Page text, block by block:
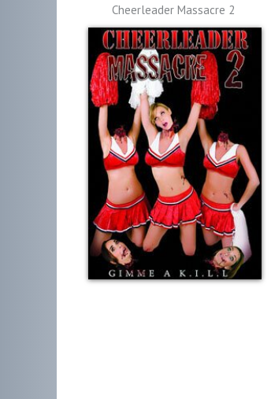
Cheerleader Massacre 2